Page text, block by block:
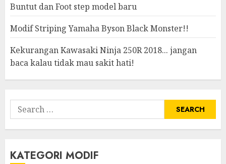
Buntut dan Foot step model baru
Modif Striping Yamaha Byson Black Monster!!
Kekurangan Kawasaki Ninja 250R 2018... jangan
baca kalau tidak mau sakit hati!
Search
for:
KATEGORI MODIF